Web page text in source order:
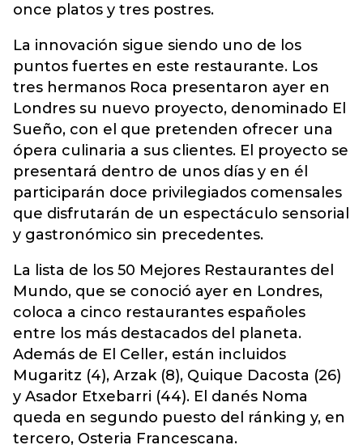
once platos y tres postres.
La innovación sigue siendo uno de los
puntos fuertes en este restaurante. Los
tres hermanos Roca presentaron ayer en
Londres su nuevo proyecto, denominado El
Sueño, con el que pretenden ofrecer una
ópera culinaria a sus clientes. El proyecto se
presentará dentro de unos días y en él
participarán doce privilegiados comensales
que disfrutarán de un espectáculo sensorial
y gastronómico sin precedentes.
La lista de los 50 Mejores Restaurantes del
Mundo, que se conoció ayer en Londres,
coloca a cinco restaurantes españoles
entre los más destacados del planeta.
Además de El Celler, están incluidos
Mugaritz (4), Arzak (8), Quique Dacosta (26)
y Asador Etxebarri (44). El danés Noma
queda en segundo puesto del ránking y, en
tercero, Osteria Francescana.